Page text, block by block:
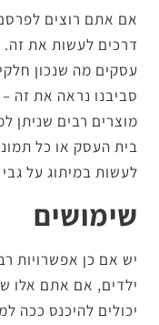
אם אתם רוצים
דרכים לעשות את
עסקים מה שנכון
סביבנו נראה את זה
מוצרים רבים שניתן
בית העסק או כל
לעשות במיתוג על
שימושים
יש אם כן אפשרויות
ילדים, אם אתם אלו
יכולים להיכנס ככה